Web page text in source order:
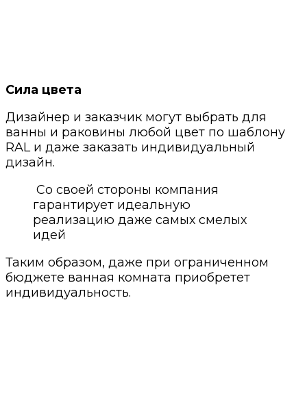
Сила цвета
Дизайнер и заказчик могут выбрать для
ванны и раковины любой цвет по шаблону
RAL и даже заказать индивидуальный
дизайн.
Со своей стороны компания
гарантирует идеальную
реализацию даже самых смелых
идей
Таким образом, даже при ограниченном
бюджете ванная комната приобретет
индивидуальность.